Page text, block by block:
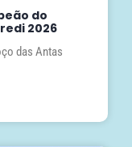
do
2026
das Antas